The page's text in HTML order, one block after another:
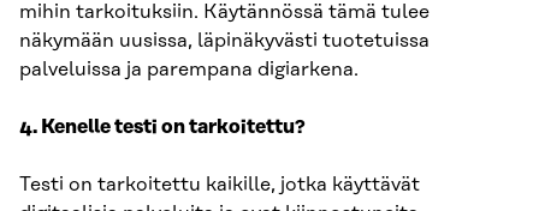
mihin tarkoituksiin. Käytännössä tämä tulee
näkymään uusissa, läpinäkyvästi tuotetuissa
palveluissa ja parempana digiarkena.
4. Kenelle testi on tarkoitettu?
Testi on tarkoitettu kaikille, jotka käyttävät